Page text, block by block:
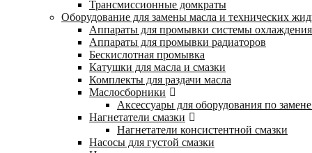
Трансмиссионные домкраты
Оборудование для замены масла и технических
Аппараты для промывки системы охлаждения
Аппараты для промывки радиаторов
Бескислотная промывка
Катушки для масла и смазки
Комплекты для раздачи масла
Маслосборники
Аксессуары для оборудования по
Нагнетатели смазки
Нагнетатели консистентной смазки
Насосы для густой смазки